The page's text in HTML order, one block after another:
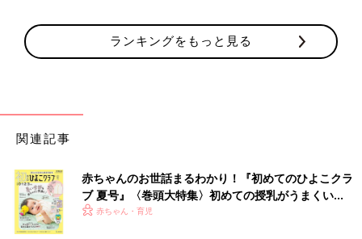
ランキングをもっと見る
関連記事
赤ちゃんのお世話まるわかり！『初めてのひよこクラ
ブ 夏号』〈巻頭大特集〉初めての授乳がうまくい
く！ おっぱい・ミルクの基本と夏のトラブル 解決テ
赤ちゃん・育児